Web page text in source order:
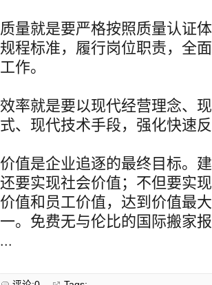
质量就是要严格按照质量认证
规程标准，履行岗位职责，全
工作。
效率就是要以现代经营理念、
式、现代技术手段，强化快速
价值是企业追逐的最终目标。
还要实现社会价值；不但要实
价值和员工价值，达到价值最
一。免费无与伦比的国际搬家
...